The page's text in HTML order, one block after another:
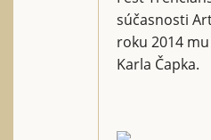
súčasnosti
roku 2014
Karla Čapka.